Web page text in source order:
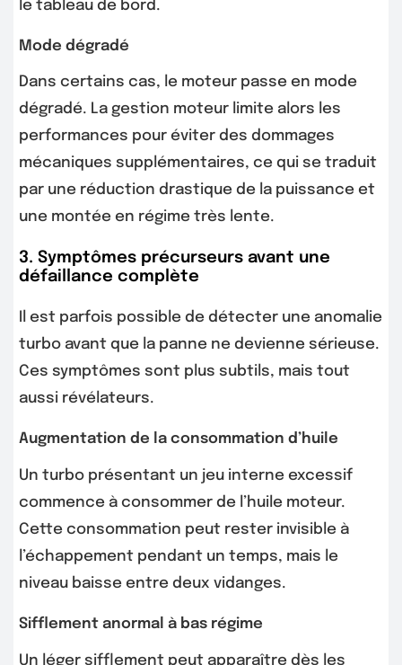
le tableau de bord.
Mode dégradé
Dans certains cas, le moteur passe en mode
dégradé. La gestion moteur limite alors les
performances pour éviter des dommages
mécaniques supplémentaires, ce qui se traduit
par une réduction drastique de la puissance et
une montée en régime très lente.
3. Symptômes précurseurs avant une
défaillance complète
Il est parfois possible de détecter une anomalie
turbo avant que la panne ne devienne sérieuse.
Ces symptômes sont plus subtils, mais tout
aussi révélateurs.
Augmentation de la consommation d’huile
Un turbo présentant un jeu interne excessif
commence à consommer de l’huile moteur.
Cette consommation peut rester invisible à
l’échappement pendant un temps, mais le
niveau baisse entre deux vidanges.
Sifflement anormal à bas régime
Un léger sifflement peut apparaître dès les